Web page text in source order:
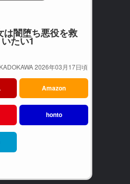
は闇堕ち悪役を救
いたい1
2026年03月17日頃
Amazon
honto